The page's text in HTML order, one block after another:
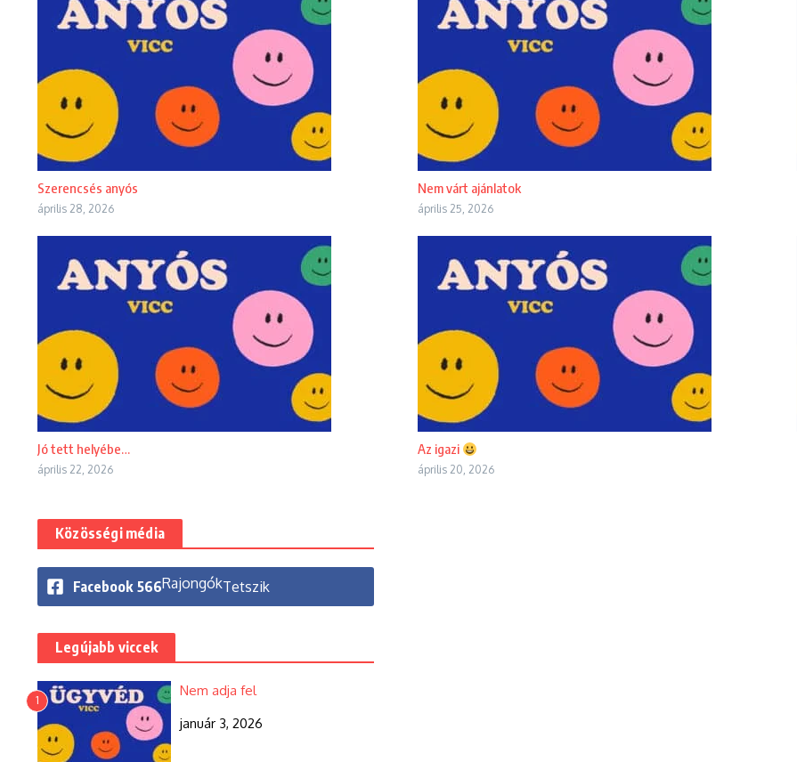
Szerencsés anyós
április 28, 2026
Nem várt ajánlatok
április 25, 2026
Jó tett helyébe…
április 22, 2026
Az igazi
április 20, 2026
Közösségi média
Facebook 566RajongókTetszik
Legújabb viccek
1
Nem adja fel
január 3, 2026